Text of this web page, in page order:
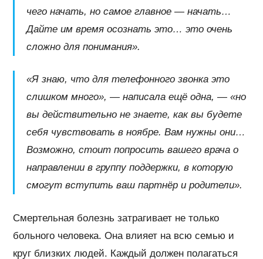
чего начать, но самое главное — начать…
Дайте им время осознать это… это очень
сложно для понимания».
«Я знаю, что для телефонного звонка это
слишком много», — написала ещё одна, — «но
вы действительно не знаете, как вы будете
себя чувствовать в ноябре. Вам нужны они…
Возможно, стоит попросить вашего врача о
направлении в группу поддержки, в которую
смогут вступить ваш партнёр и родители».
Смертельная болезнь затрагивает не только
больного человека. Она влияет на всю семью и
круг близких людей. Каждый должен полагаться